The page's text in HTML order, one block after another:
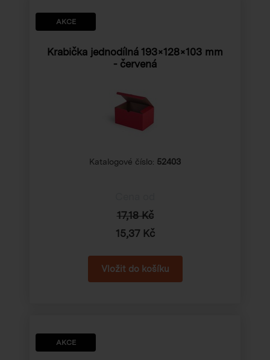
AKCE
Krabička jednodílná 193×128×103 mm
- červená
Katalogové číslo: 52403
17,18 Kč
15,37 Kč
AKCE